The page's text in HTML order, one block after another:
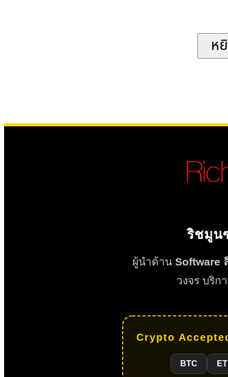
ริชมูน
ผู้นำด้าน Software
วงจร บริก
Crypto
BTC